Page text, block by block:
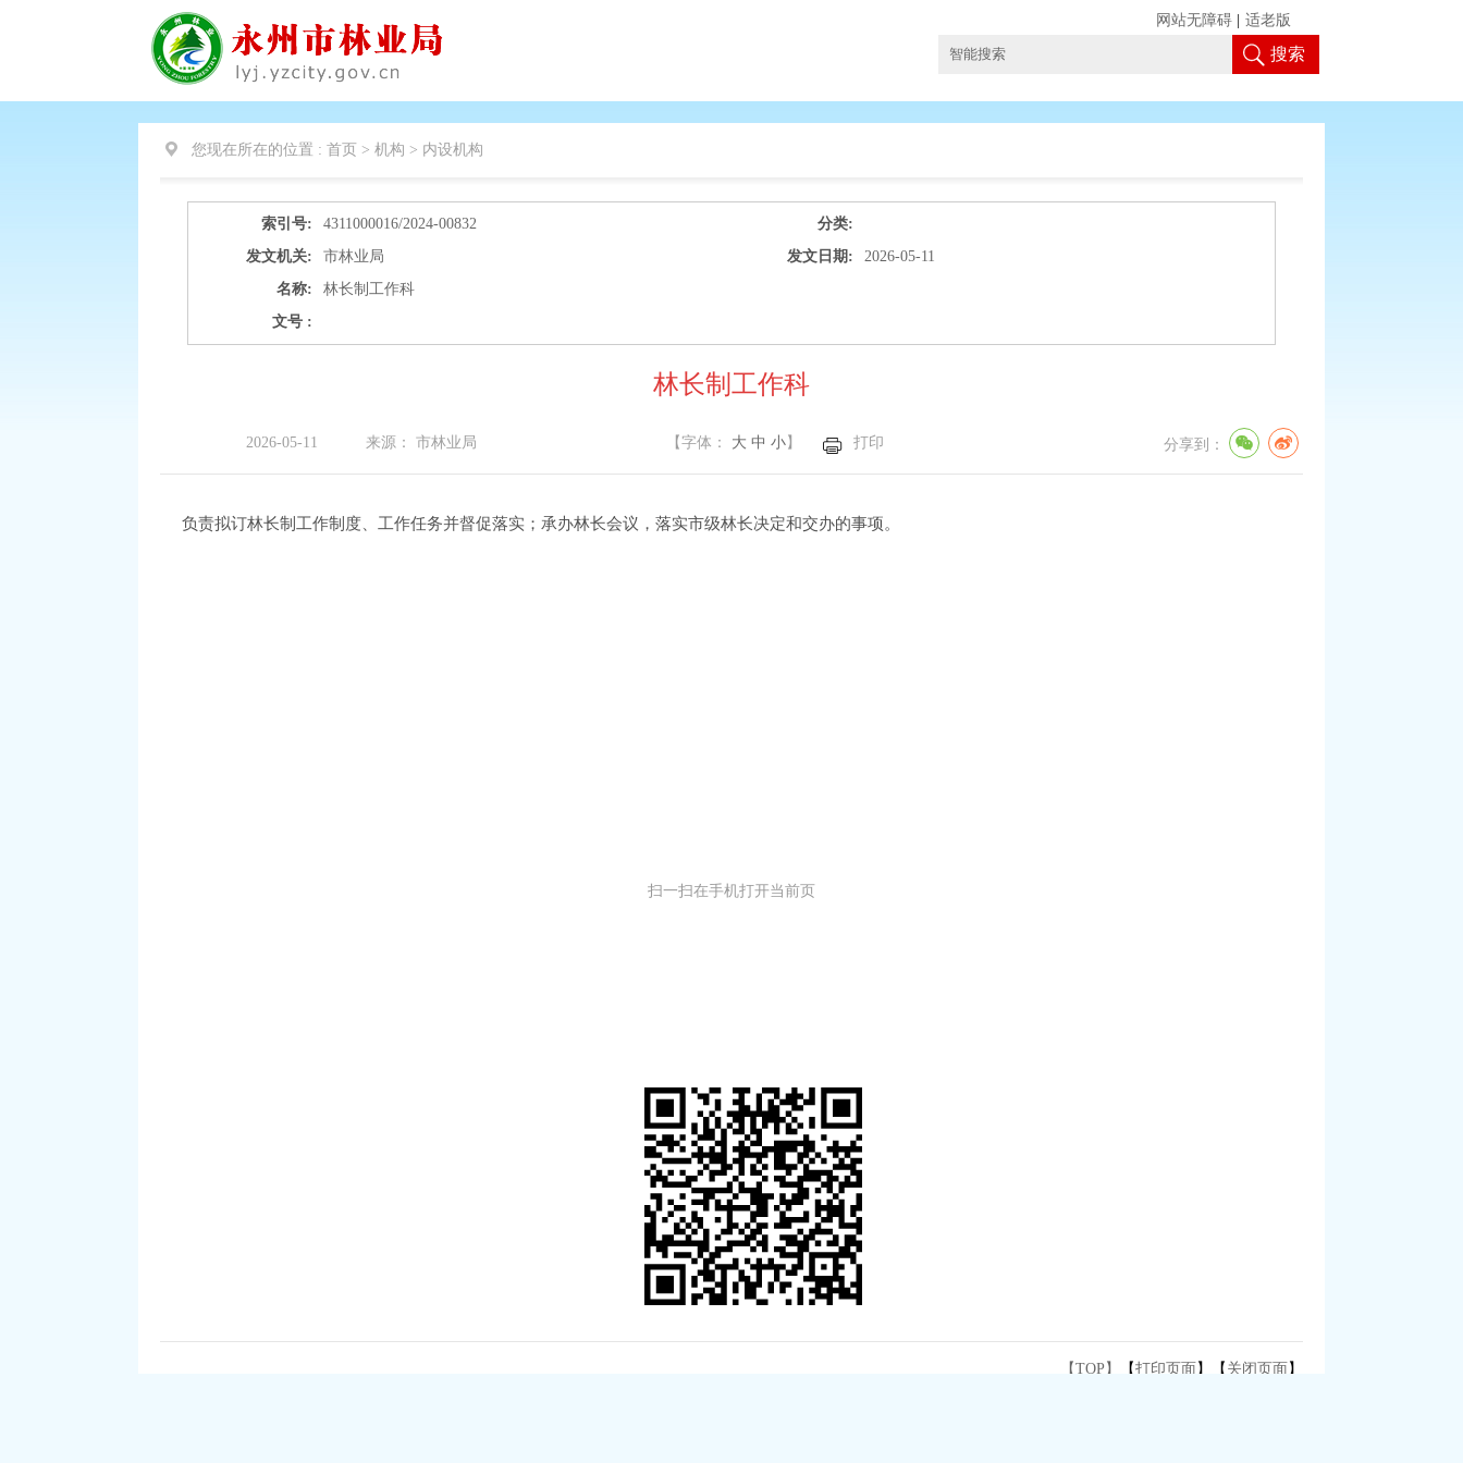
搜索
网站无障碍 适老版
您现在所在的位置 : 首页 > 机构 > 内设机构
索引号: 4311000016/2024-00832
分类:
发文机关:
市林业局 发文日期:
2026-05-11
名称:
林长制工作科
文号 :
林长制工作科
2026-05-11 来源： 市林业局 【字体： 大 中 小】 打印 分享到：
负责拟订林长制工作制度、工作任务并督促落实；承办林长会议，落实市级林长决定和交办的事项。
扫一扫在手机打开当前页
【TOP】 【打印页面 】【 关闭页面 】